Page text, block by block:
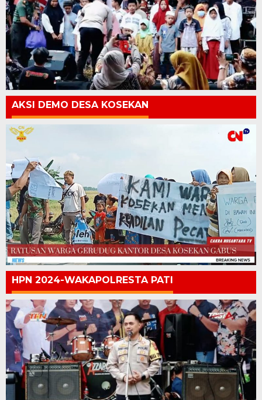
AKSI DEMO DESA KOSEKAN
HPN 2024-WAKAPOLRESTA PATI